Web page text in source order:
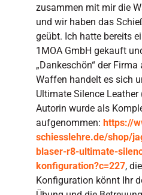
zusammen mit mir die
und wir haben das
geübt. Ich hatte bereits
1MOA GmbH gekauft
„Dankeschön“ der
Waffen handelt es sich
Ultimate Silence
Autorin wurde als
aufgenommen: https://
schiesslehre.de/shop/
blaser-r8-ultimate-
konfiguration?c=227,
Konfiguration könnt Ihr